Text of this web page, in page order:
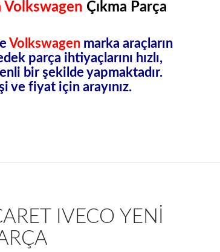
Volkswagen Çıkma Parça
Volkswagen marka araçların
parça ihtiyaçlarını hızlı,
bir şekilde yapmaktadır.
ve fiyat için arayınız.
IVECO YENI